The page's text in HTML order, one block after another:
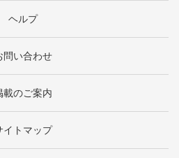
ヘルプ
問い合わせ
載のご案内
イトマップ